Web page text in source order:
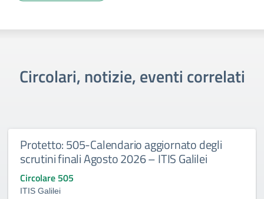
Circolari, notizie, eventi correlati
Protetto: 505-Calendario aggiornato degli
scrutini finali Agosto 2026 – ITIS Galilei
Circolare 505
ITIS Galilei